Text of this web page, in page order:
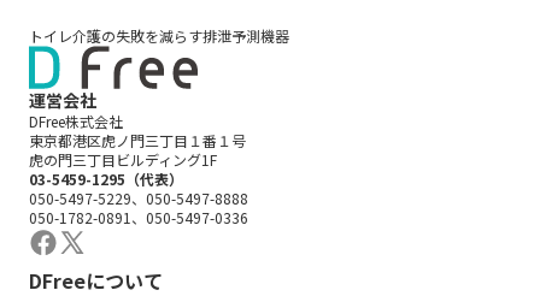
トイレ介護の失敗を減らす排泄予測機器
運営会社
DFree株式会社
東京都港区虎ノ門三丁目１番１号
虎の門三丁目ビルディング1F
03-5459-1295（代表）
050-5497-5229、050-5497-8888
050-1782-0891、050-5497-0336
DFreeについて